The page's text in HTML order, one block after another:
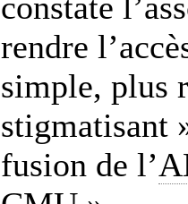
constaté
rendre
simple, plus
stigmatisant
fusion de l’